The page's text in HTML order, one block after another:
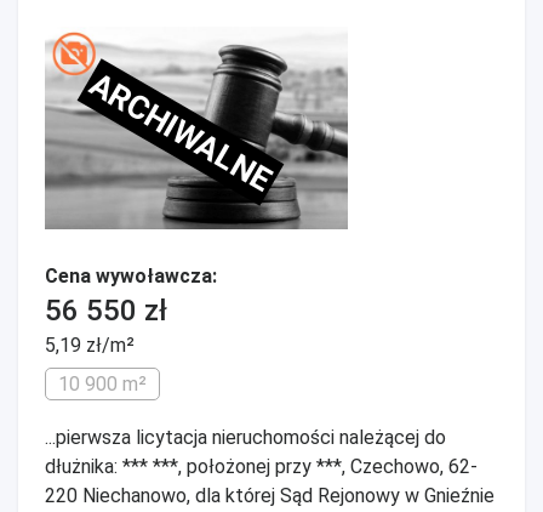
ARCHIWALNE
Cena wywoławcza:
56 550 zł
5,19 zł/m²
10 900 m²
...pierwsza licytacja nieruchomości należącej do
dłużnika: *** ***, położonej przy ***, Czechowo, 62-
220 Niechanowo, dla której Sąd Rejonowy w Gnieźnie